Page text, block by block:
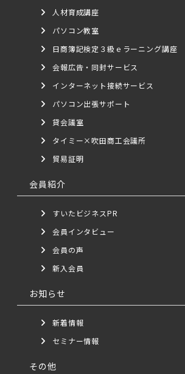
人材育成講座
パソコン教室
日商簿記検定３級ｅラーニング講座
会報広告・同封サービス
インターネット接続サービス
パソコン出張サポート
貸会議室
タイミー×吹田商工会議所
貿易証明
会員紹介
すいたビジネスPR
会員インタビュー
会員の声
新入会員
お知らせ
新着情報
セミナー情報
その他